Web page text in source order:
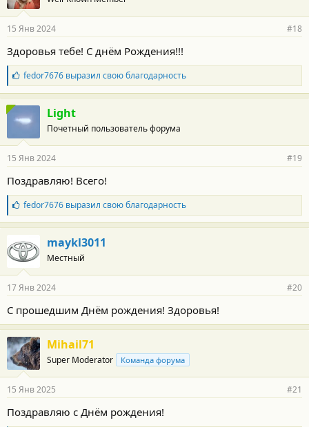
а
н
с
т
и
:
15 Янв 2024 #18
Здоровья тебе! С днём Рождения!!!
Б
л
а
г
о
д
а
н
с
т
и
:
fedor7676выразил свою благодарность
Light
Почетный пользователь форума
15 Янв 2024 #19
Поздравляю! Всего!
Б
л
а
о
д
а
н
с
т
и
:
fedor7676выразил свою благодарность
maykl3011
Местный
17 Янв 2024 #20
С прошедшим Днём рождения! Здоровья!
Mihail71
Super Moderator Команда форума
15 Янв 2025 #21
Поздравляю с Днём рождения!